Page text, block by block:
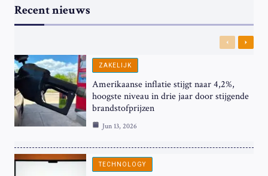
Recent nieuws
Previous
Next
ZAKELIJK
Amerikaanse inflatie stijgt naar 4,2%,
hoogste niveau in drie jaar door stijgende
brandstofprijzen
Jun 13, 2026
TECHNOLOGY